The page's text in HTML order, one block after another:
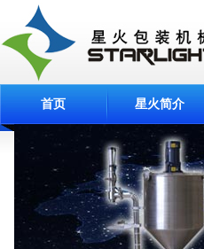
首页 星火简介